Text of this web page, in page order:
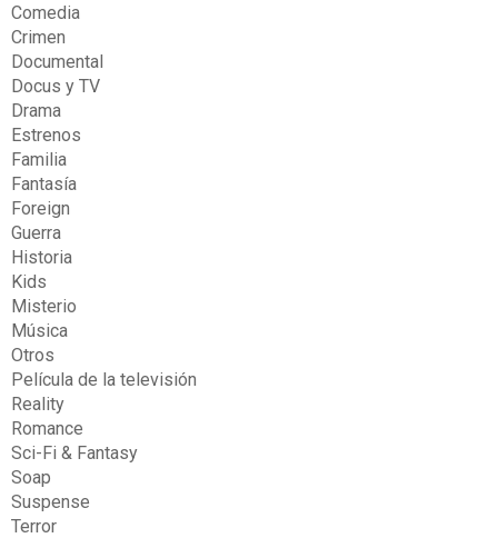
Comedia
Crimen
Documental
Docus y TV
Drama
Estrenos
Familia
Fantasía
Foreign
Guerra
Historia
Kids
Misterio
Música
Otros
Película de la televisión
Reality
Romance
Sci-Fi & Fantasy
Soap
Suspense
Terror